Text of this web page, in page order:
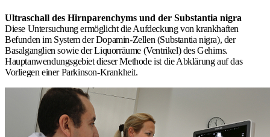
Ultraschall des Hirnparenchyms und der Substantia nigra
Diese Untersuchung ermöglicht die Aufdeckung von krankhaften
Befunden im System der Dopamin-Zellen (Substantia nigra), der
Basalganglien sowie der Liquorräume (Ventrikel) des Gehirns.
Hauptanwendungsgebiet dieser Methode ist die Abklärung auf das
Vorliegen einer Parkinson-Krankheit.